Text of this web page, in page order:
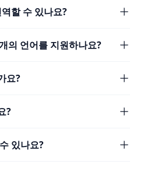
할 수 있나요?
의 언어를 지원하나요?
요?
?
있나요?